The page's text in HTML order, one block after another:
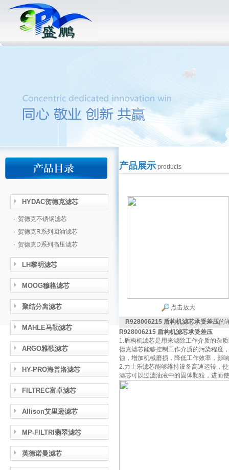
HYDAC贺德克滤芯
· 贺德克不锈钢滤芯
· 贺德克R系列回油滤芯
· 贺德克D系列高压滤芯
LH黎明滤芯
MOOG穆格滤芯
聚结分离滤芯
MAHLE马勒滤芯
ARGO雅歌滤芯
HY-PRO海普洛滤芯
FILTREC富卓滤芯
Allison艾里逊滤芯
MP-FILTRI翡翠滤芯
英德诺曼滤芯
产品展示 products
点击放大
R928006215 盾构机滤芯承受差压的
R928006215 盾构机滤芯承受差压
1.盾构机滤芯是用来滤除工作介质的杂
德克滤芯能够控制工作介质的污染程度
蚀，增加机械磨损，降低工作效率，影
2.力士乐滤芯能够维持设备高速运转，
滤芯可以过滤油液中的固体颗粒，进而